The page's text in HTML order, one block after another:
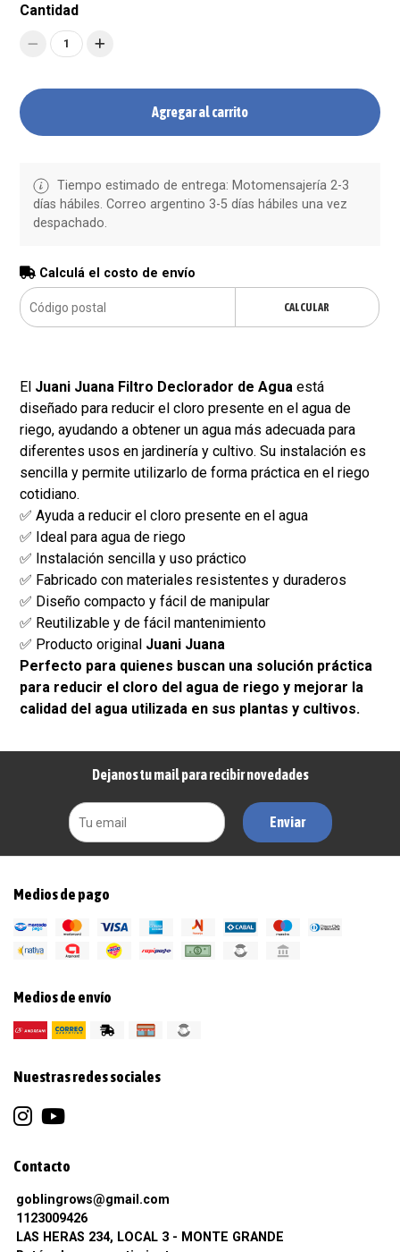
Cantidad
1
Agregar al carrito
Tiempo estimado de entrega: Motomensajería 2-3
días hábiles. Correo argentino 3-5 días hábiles una vez
despachado.
Calculá el costo de envío
CALCULAR
El Juani Juana Filtro Declorador de Agua está
diseñado para reducir el cloro presente en el agua de
riego, ayudando a obtener un agua más adecuada para
diferentes usos en jardinería y cultivo. Su instalación es
sencilla y permite utilizarlo de forma práctica en el riego
cotidiano.
✅ Ayuda a reducir el cloro presente en el agua
✅ Ideal para agua de riego
✅ Instalación sencilla y uso práctico
✅ Fabricado con materiales resistentes y duraderos
✅ Diseño compacto y fácil de manipular
✅ Reutilizable y de fácil mantenimiento
✅ Producto original Juani Juana
Perfecto para quienes buscan una solución práctica
para reducir el cloro del agua de riego y mejorar la
calidad del agua utilizada en sus plantas y cultivos.
Dejanos tu mail para recibir novedades
Enviar
Medios de pago
Medios de envío
Nuestras redes sociales
Contacto
goblingrows@gmail.com
1123009426
LAS HERAS 234, LOCAL 3 - MONTE GRANDE